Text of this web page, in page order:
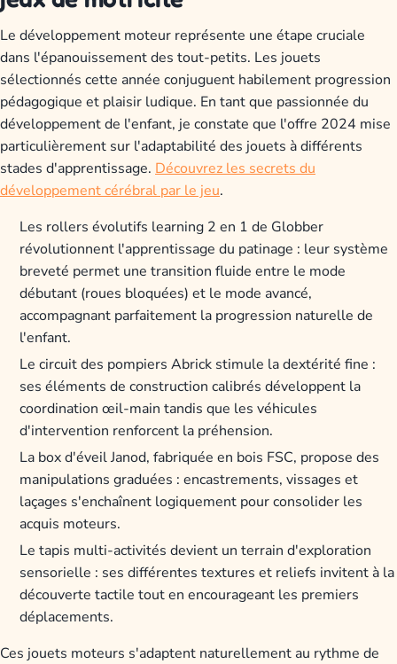
Le développement moteur représente une étape cruciale
dans l'épanouissement des tout-petits. Les jouets
sélectionnés cette année conjuguent habilement progression
pédagogique et plaisir ludique. En tant que passionnée du
développement de l'enfant, je constate que l'offre 2024 mise
particulièrement sur l'adaptabilité des jouets à différents
stades d'apprentissage. Découvrez les secrets du
développement cérébral par le jeu.
Les rollers évolutifs learning 2 en 1 de Globber
révolutionnent l'apprentissage du patinage : leur système
breveté permet une transition fluide entre le mode
débutant (roues bloquées) et le mode avancé,
accompagnant parfaitement la progression naturelle de
l'enfant.
Le circuit des pompiers Abrick stimule la dextérité fine :
ses éléments de construction calibrés développent la
coordination œil-main tandis que les véhicules
d'intervention renforcent la préhension.
La box d'éveil Janod, fabriquée en bois FSC, propose des
manipulations graduées : encastrements, vissages et
laçages s'enchaînent logiquement pour consolider les
acquis moteurs.
Le tapis multi-activités devient un terrain d'exploration
sensorielle : ses différentes textures et reliefs invitent à la
découverte tactile tout en encourageant les premiers
déplacements.
Ces jouets moteurs s'adaptent naturellement au rythme de